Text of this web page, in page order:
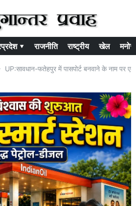
▾ राजनीति राष्ट्रीय खेल
UP:सावधान-फतेहपुर में पासपोर्ट बनवाने के नाम पर